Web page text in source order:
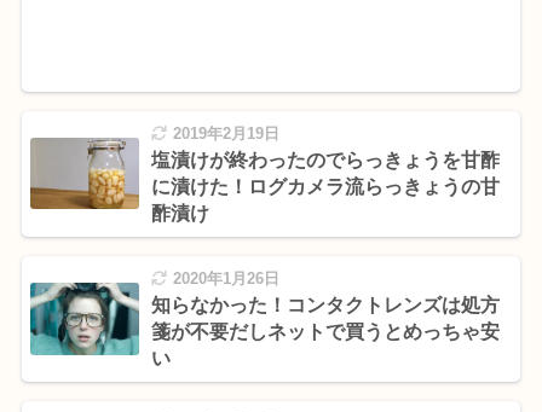
2019年2月19日
塩漬けが終わったのでらっきょうを甘酢
に漬けた！ログカメラ流らっきょうの甘
酢漬け
2020年1月26日
知らなかった！コンタクトレンズは処方
箋が不要だしネットで買うとめっちゃ安
い